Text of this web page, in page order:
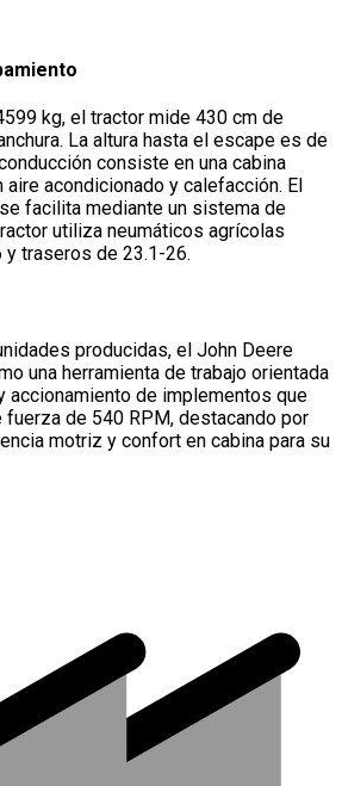
kg, el tractor mide 430 cm de
La altura hasta el escape es de
consiste en una cabina
acondicionado y calefacción. El
facilita mediante un sistema de
utiliza neumáticos agrícolas
traseros de 23.1-26.
producidas, el John Deere
una herramienta de trabajo orientada
accionamiento de implementos que
fuerza de 540 RPM, destacando por
motriz y confort en cabina para su